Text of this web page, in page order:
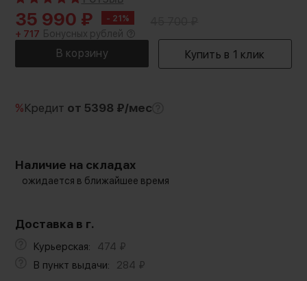
35 990 ₽ - 21%
+ 717 Бонусных рублей
%Кредит от 5398 ₽/мес
Наличие на складах
ожидается в ближайшее время
Доставка в г.
Курьерская: 474 ₽
В пункт выдачи:
284 ₽